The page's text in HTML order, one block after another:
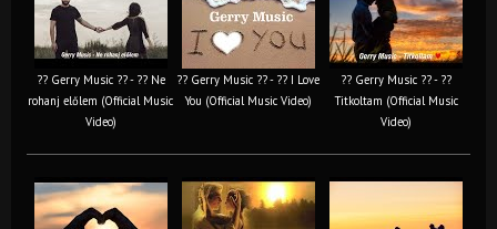
?? Gerry Music ?? - ?? Ne
rohanj előlem (Official Music
Video)
?? Gerry Music ?? - ?? I Love
You (Official Music Video)
?? Gerry Music ?? - ??
Titkoltam (Official Music
Video)